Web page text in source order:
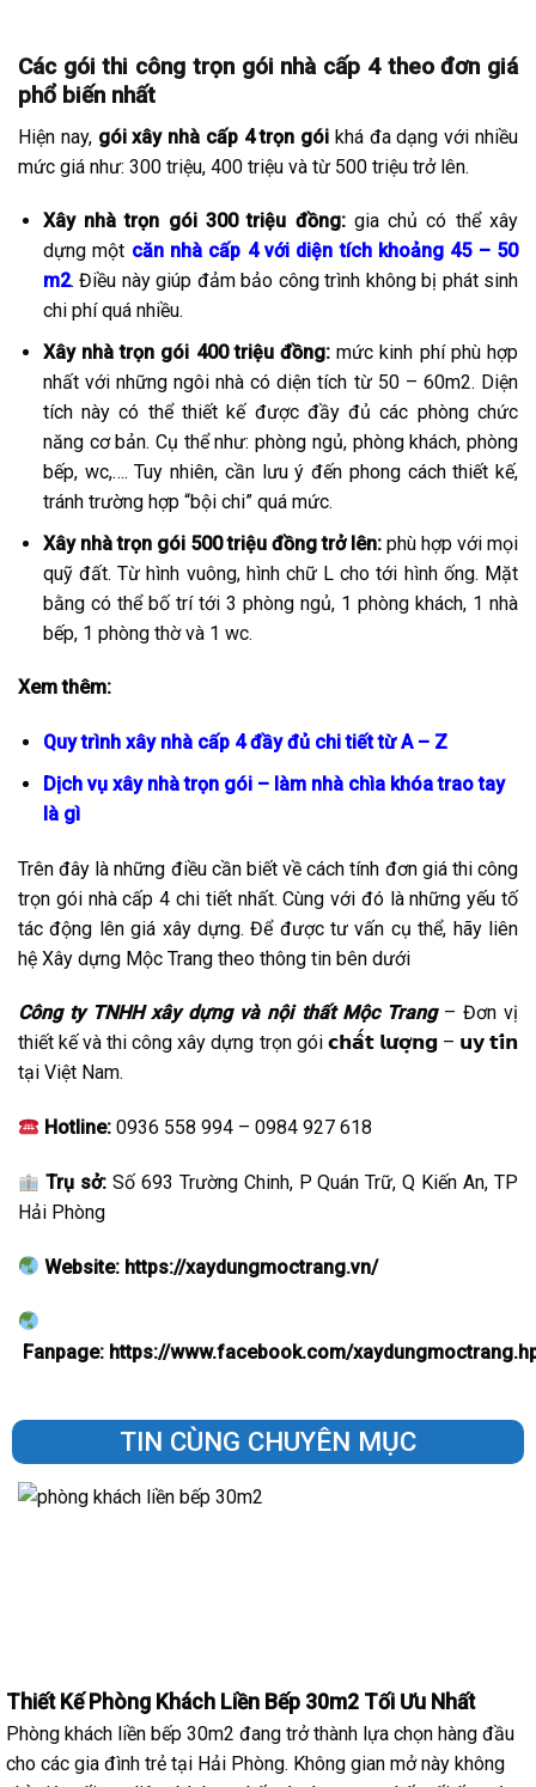
Các gói thi công trọn gói nhà cấp 4 theo đơn giá
phổ biến nhất
Hiện nay, gói xây nhà cấp 4 trọn gói khá đa dạng với nhiều
mức giá như: 300 triệu, 400 triệu và từ 500 triệu trở lên.
Xây nhà trọn gói 300 triệu đồng:gia chủ có thể xây
dựng một căn nhà cấp 4 với diện tích khoảng 45 – 50
m2. Điều này giúp đảm bảo công trình không bị phát sinh
chi phí quá nhiều.
Xây nhà trọn gói 400 triệu đồng: mức kinh phí phù hợp
nhất với những ngôi nhà có diện tích từ 50 – 60m2. Diện
tích này có thể thiết kế được đầy đủ các phòng chức
năng cơ bản. Cụ thể như: phòng ngủ, phòng khách, phòng
bếp, wc,…. Tuy nhiên, cần lưu ý đến phong cách thiết kế,
tránh trường hợp “bội chi” quá mức.
Xây nhà trọn gói 500 triệu đồng trở lên:phù hợp với mọi
quỹ đất. Từ hình vuông, hình chữ L cho tới hình ống. Mặt
bằng có thể bố trí tới 3 phòng ngủ, 1 phòng khách, 1 nhà
bếp, 1 phòng thờ và 1 wc.
Xem thêm:
Quy trình xây nhà cấp 4 đầy đủ chi tiết từ A – Z
Dịch vụ xây nhà trọn gói – làm nhà chìa khóa trao tay
là gì
Trên đây là những điều cần biết về cách tính đơn giá thi công
trọn gói nhà cấp 4 chi tiết nhất. Cùng với đó là những yếu tố
tác động lên giá xây dựng. Để được tư vấn cụ thể, hãy liên
hệ Xây dựng Mộc Trang theo thông tin bên dưới
Công ty TNHH xây dựng và nội thất Mộc Trang– Đơn vị
thiết kế và thi công xây dựng trọn gói 𝗰𝗵𝗮̂́𝘁 𝗹𝘂̛𝗼̛̣𝗻𝗴 – 𝘂𝘆 𝘁𝗶́𝗻
tại Việt Nam.
Hotline: 0936 558 994 – 0984 927 618
Trụ sở: Số 693 Trường Chinh, P Quán Trữ, Q Kiến An, TP
Hải Phòng
Website: https://xaydungmoctrang.vn/
Fanpage: https://www.facebook.com/
TIN CÙNG CHUYÊN MỤC
Thiết Kế Phòng Khách Liền Bếp 30m2 Tối Ưu Nhất
Phòng khách liền bếp 30m2 đang trở thành lựa chọn hàng đầu
cho các gia đình trẻ tại Hải Phòng. Không gian mở này không